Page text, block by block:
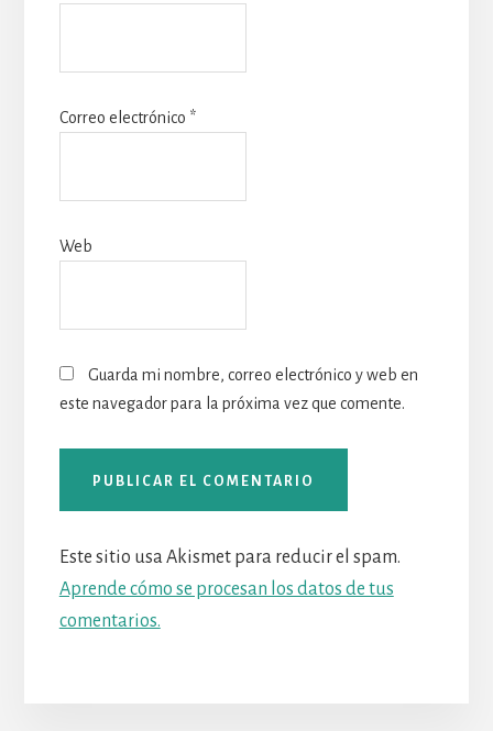
Correo electrónico *
Web
Guarda mi nombre, correo electrónico y web en
este navegador para la próxima vez que comente.
Este sitio usa Akismet para reducir el spam.
Aprende cómo se procesan los datos de tus
comentarios.